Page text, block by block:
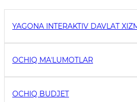
YAGONA INTERAKTIV DAVLAT
OCHIQ MAʼLUMOTLAR
OCHIQ BUDJET